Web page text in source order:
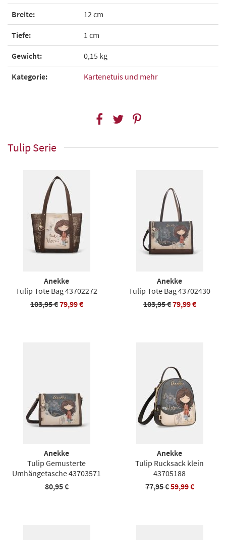
Breite: 12 cm
Tiefe: 1 cm
Gewicht: 0,15 kg
Kategorie: Kartenetuis und mehr
Tulip Serie
Anekke
Tulip Tote Bag 43702272
103,95 €79,99 €
Anekke
Tulip Tote Bag 43702430
103,95 €79,99 €
Anekke
Tulip Gemusterte
Umhängetasche 43703571
80,95 €
Anekke
Tulip Rucksack klein
43705188
77,95 €59,99 €